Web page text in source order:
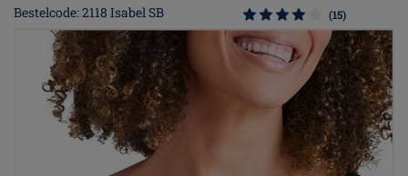
Bestelcode: 2118 Isabel SB (15)